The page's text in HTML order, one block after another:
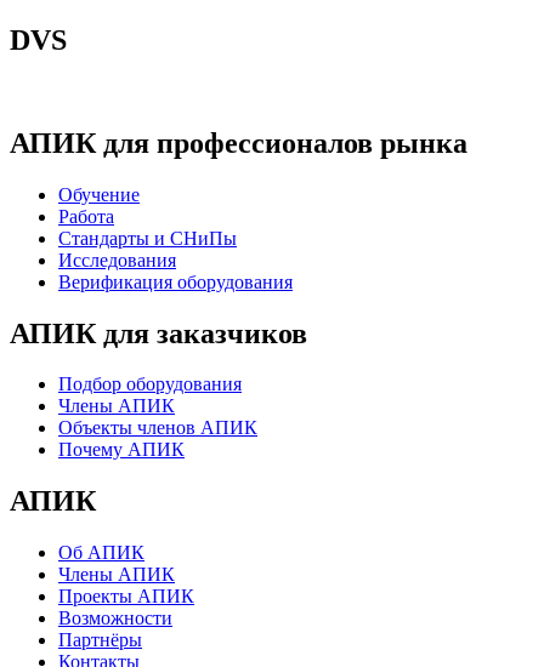
DVS
АПИК для профессионалов рынка
Обучение
Работа
Стандарты и СНиПы
Исследования
Верификация оборудования
АПИК для заказчиков
Подбор оборудования
Члены АПИК
Объекты членов АПИК
Почему АПИК
АПИК
Об АПИК
Члены АПИК
Проекты АПИК
Возможности
Партнёры
Контакты